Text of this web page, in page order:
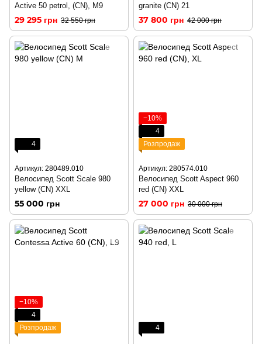
Active 50 petrol, (CN), M9
29 295 грн 32 550 грн
granite (CN) 21
37 800 грн 42 000 грн
4
Артикул: 280489.010
Велосипед Scott Scale 980
yellow (CN) XXL
55 000 грн
−10%
4
Розпродаж
Артикул: 280574.010
Велосипед Scott Aspect 960
red (CN) XXL
27 000 грн 30 000 грн
−10%
4
Розпродаж
4